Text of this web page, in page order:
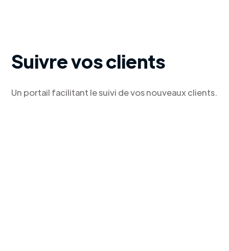
Suivre vos clients
Un portail facilitant le suivi de vos nouveaux clients.